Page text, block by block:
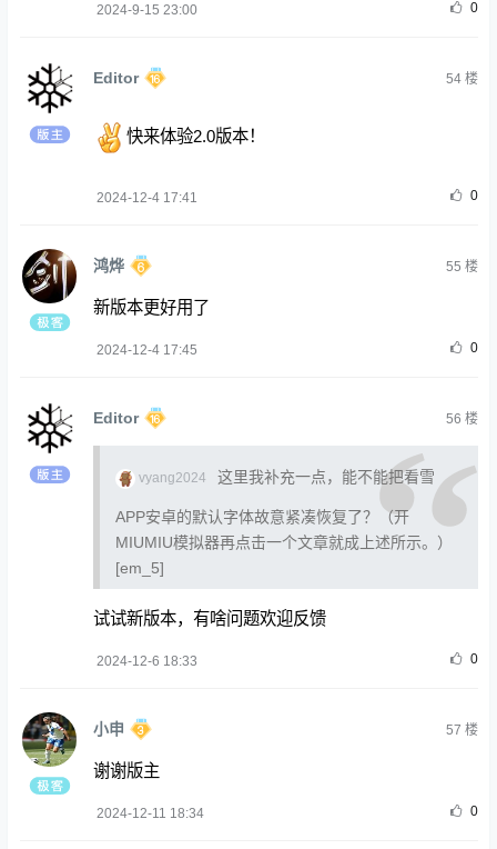
2024-9-15 23:00 0
Editor 54楼
快来体验2.0版本！
2024-12-4 17:41 0
鸿烨 55 楼
新版本更好用了
2024-12-4 17:45 0
Editor 56 楼
vyang2024 这里我补充一点，能不能把看雪
APP安卓的默认字体故意紧凑恢复了？（开
MIUMIU模拟器再点击一个文章就成上述所示。）
[em_5]
试试新版本，有啥问题欢迎反馈
2024-12-6 18:33 0
小申 57 楼
谢谢版主
2024-12-11 18:34 0